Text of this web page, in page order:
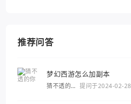
推荐问答
梦幻西游怎么加副本
猜不透的
提问于2024-02-28